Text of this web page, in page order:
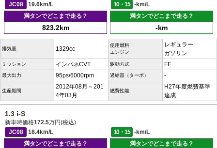
JC08
19.6km/L 10・15
-km/L
満タンでどこまで走る？
823.2km
満タンでどこまで走る？
-km
排気量 1329cc
使用燃料
エンジン
レギュラー
ガソリン
ミッション インパネCVT 駆動方式 FF
最大出力 95ps/6000rpm 過給器（ターボ） -
生産期間
2012年08月～201
4年03月
燃費性能
H27年度燃費基準
達成
1.3 i-S
新車時価格172.5万円(税込)
JC08
18.4km/L 10・15
-km/L
満タンでどこまで走る？
満タンでどこまで走る？